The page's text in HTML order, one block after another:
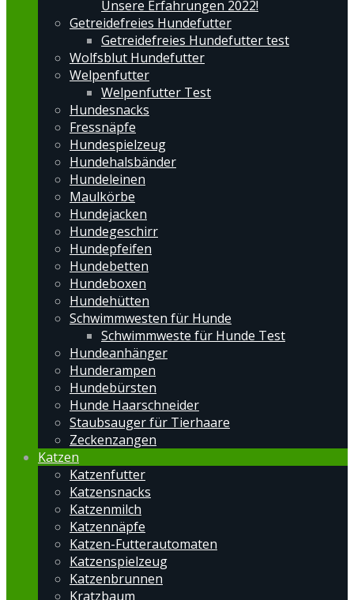
Unsere Erfahrungen 2022!
Getreidefreies Hundefutter
Getreidefreies Hundefutter test
Wolfsblut Hundefutter
Welpenfutter
Welpenfutter Test
Hundesnacks
Fressnäpfe
Hundespielzeug
Hundehalsbänder
Hundeleinen
Maulkörbe
Hundejacken
Hundegeschirr
Hundepfeifen
Hundebetten
Hundeboxen
Hundehütten
Schwimmwesten für Hunde
Schwimmweste für Hunde Test
Hundeanhänger
Hunderampen
Hundebürsten
Hunde Haarschneider
Staubsauger für Tierhaare
Zeckenzangen
Katzen
Katzenfutter
Katzensnacks
Katzenmilch
Katzennäpfe
Katzen-Futterautomaten
Katzenspielzeug
Katzenbrunnen
Kratzbaum